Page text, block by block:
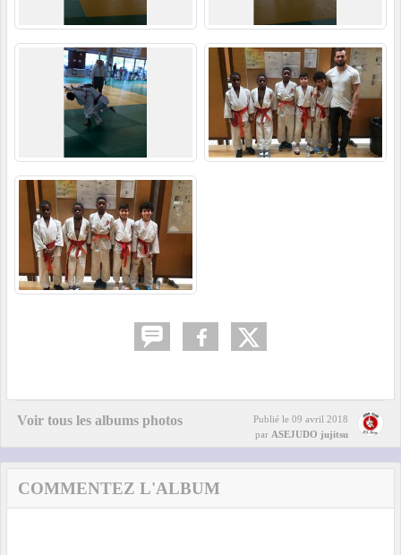
Voir tous les albums photos Publié le 09 avril 2018
par ASEJUDO jujitsu
COMMENTEZ L'ALBUM